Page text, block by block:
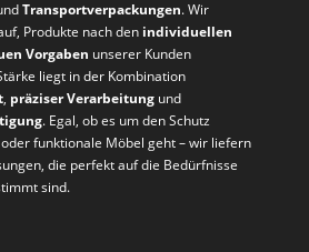
Transportverpackungen. Wir
Produkte nach den individuellen
Vorgaben unserer Kunden
liegt in der Kombination
, präziser Verarbeitungund
. Egal, ob es um den Schutz
funktionale Möbel geht – wir liefern
die perfekt auf die Bedürfnisse
sind.